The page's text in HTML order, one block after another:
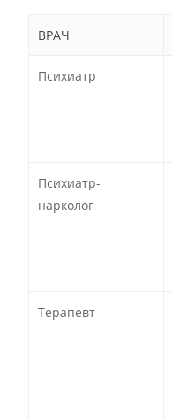
ВРАЧ
Психиатр
Психиатр-
нарколог
Терапевт